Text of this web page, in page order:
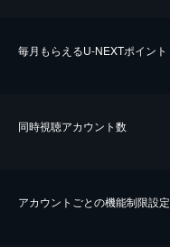
毎⽉もらえるU-NEXTポイント
同時視聴アカウント数
アカウントごとの機能制限設定